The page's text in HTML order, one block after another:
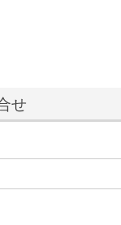
せ